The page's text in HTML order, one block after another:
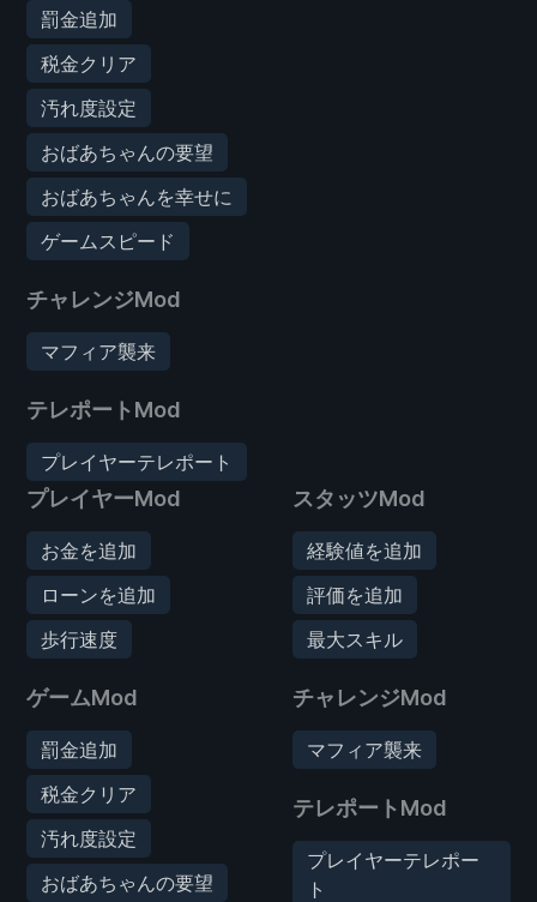
罰金追加
税金クリア
汚れ度設定
おばあちゃんの要望
おばあちゃんを幸せに
ゲームスピード
チャレンジMod
マフィア襲来
テレポートMod
プレイヤーテレポート
プレイヤーMod
お金を追加
ローンを追加
歩行速度
ゲームMod
罰金追加
税金クリア
汚れ度設定
おばあちゃんの要望
スタッツMod
経験値を追加
評価を追加
最大スキル
チャレンジMod
マフィア襲来
テレポートMod
プレイヤーテレポー
ト